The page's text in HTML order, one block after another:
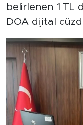
belirlenen 1 TL
DOA dijital